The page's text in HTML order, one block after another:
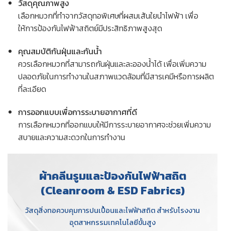
วัสดุคุณภาพสูง
เลือกหมวกที่ทำจากวัสดุทอพิเศษที่ผสมเส้นใยนำไฟฟ้า เพื่อ
ให้การป้องกันไฟฟ้าสถิตย์มีประสิทธิภาพสูงสุด
คุณสมบัติกันฝุ่นและกันน้ำ
ควรเลือกหมวกที่สามารถกันฝุ่นและละอองน้ำได้ เพื่อเพิ่มความ
ปลอดภัยในการทำงานในสภาพแวดล้อมที่มีสารเคมีหรือการผลิต
ที่ละเอียด
การออกแบบเพื่อการระบายอากาศที่ดี
การเลือกหมวกที่ออกแบบให้มีการระบายอากาศจะช่วยเพิ่มความ
สบายและความสะดวกในการทำงาน
ผ้าคลีนรูมและป้องกันไฟฟ้าสถิต
(Cleanroom & ESD Fabrics)
วัสดุสิ่งทอควบคุมการปนเปื้อนและไฟฟ้าสถิต สำหรับโรงงาน
อุตสาหกรรมเทคโนโลยีขั้นสูง